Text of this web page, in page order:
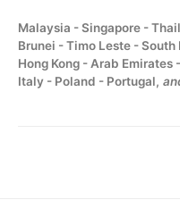
Malaysia - Singapore -
Brunei - Timo Leste -
Hong Kong - Arab
Italy - Poland - Portugal,